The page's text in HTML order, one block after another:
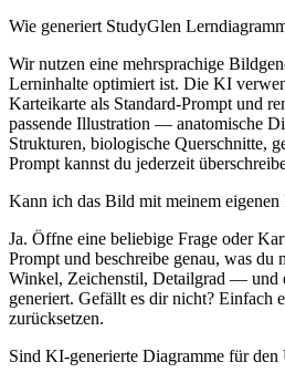
Wie generiert StudyGlen
Wir nutzen eine mehrsprachige
Lerninhalte optimiert ist. Die KI
Karteikarte als Standard-Prompt und
passende Illustration — anatomische
Strukturen, biologische Querschnitte,
Prompt kannst du jederzeit
Kann ich das Bild mit meinem eigenen
Ja. Öffne eine beliebige Frage oder
Prompt und beschreibe genau, was
Winkel, Zeichenstil, Detailgrad — und
generiert. Gefällt es dir nicht? Einfach
zurücksetzen.
Sind KI-generierte Diagramme für den